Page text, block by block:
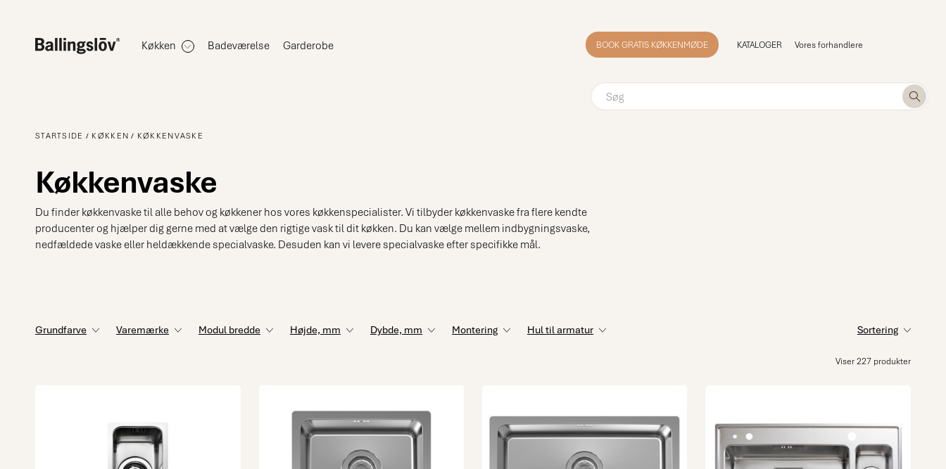
Køkken Badeværelse Garderobe BOOK GRATIS KØKKENMØDE KATALOGER Vores forhandlere
STARTSIDE KØKKEN KØKKENVASKE
Køkkenvaske
Du finder køkkenvaske til alle behov og køkkener hos vores køkkenspecialister. Vi tilbyder køkkenvaske fra flere kendte
producenter og hjælper dig gerne med at vælge den rigtige vask til dit køkken. Du kan vælge mellem indbygningsvaske,
nedfældede vaske eller heldækkende specialvaske. Desuden kan vi levere specialvaske efter specifikke mål.
Grundfarve Varemærke Modul bredde Højde, mm Dybde, mm Montering Hul til armatur Sortering
Viser 227 produkter